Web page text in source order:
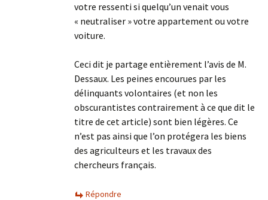
votre ressenti si quelqu’un venait vous
« neutraliser » votre appartement ou votre
voiture.
Ceci dit je partage entièrement l’avis de M.
Dessaux. Les peines encourues par les
délinquants volontaires (et non les
obscurantistes contrairement à ce que dit le
titre de cet article) sont bien légères. Ce
n’est pas ainsi que l’on protégera les biens
des agriculteurs et les travaux des
chercheurs français.
Répondre